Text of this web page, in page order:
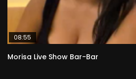
08:55
Morisa Live Show Bar-Bar